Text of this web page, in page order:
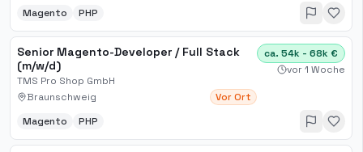
Magento PHP
Senior Magento-Developer / Full Stack
(m/w/d)
TMS Pro Shop GmbH
Braunschweig
Vor Ort
ca. 54k - 68k €
vor 1 Woche
Magento PHP